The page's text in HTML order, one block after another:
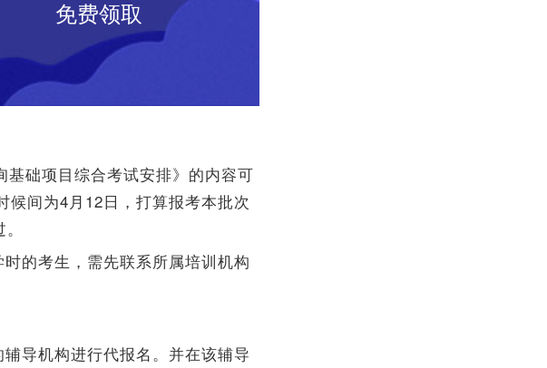
免费领取
础项目综合考试安排》的内容可
候间为4月12日，打算报考本批次
的考生，需先联系所属培训机构
导机构进行代报名。并在该辅导